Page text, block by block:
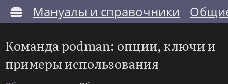
Мануалы и справочники
Команда podman: опции, ключи и
примеры использования